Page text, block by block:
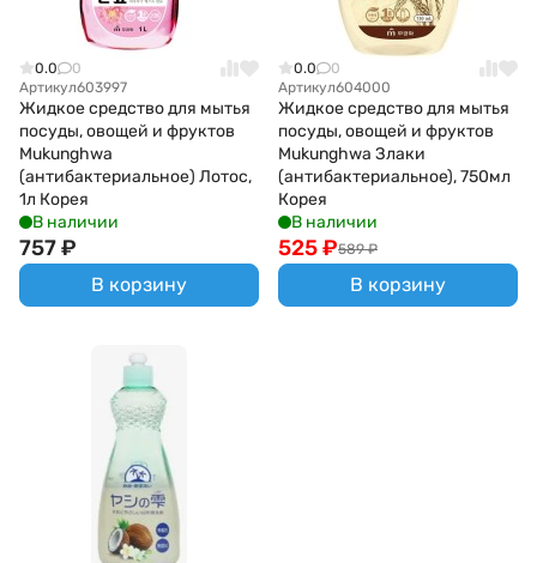
0.0
0
Артикул603997
Жидкое средство для мытья
посуды, овощей и фруктов
Mukunghwa
(антибактериальное) Лотос,
1л Корея
В наличии
757₽
В корзину
0.0
0
Артикул604000
Жидкое средство для мытья
посуды, овощей и фруктов
Mukunghwa Злаки
(антибактериальное), 750мл
Корея
В наличии
589 ₽
525₽
В корзину